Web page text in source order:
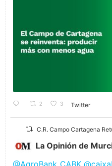
2 3 Twitter
C.R. Campo Cartagena
La Opinión de